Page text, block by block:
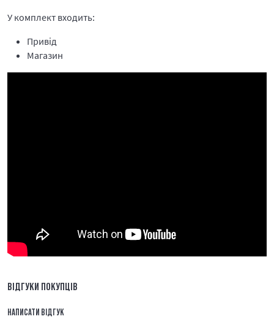
У комплект входить:
Привід
Магазин
ВІДГУКИ ПОКУПЦІВ
НАПИСАТИ ВІДГУК